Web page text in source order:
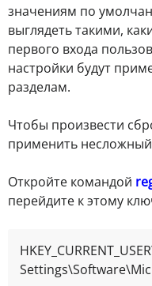
значениям по
выглядеть такими,
первого входа
настройки будут
разделам.
Чтобы произвести
применить несложный
Откройте командой
перейдите к этому